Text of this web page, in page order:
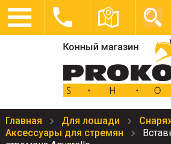
Главная Для лошади
Аксессуары для стремян